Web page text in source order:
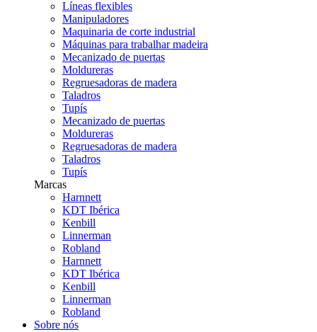
Líneas flexibles
Manipuladores
Maquinaria de corte industrial
Máquinas para trabalhar madeira
Mecanizado de puertas
Moldureras
Regruesadoras de madera
Taladros
Tupís
Mecanizado de puertas
Moldureras
Regruesadoras de madera
Taladros
Tupís
Marcas
Harnnett
KDT Ibérica
Kenbill
Linnerman
Robland
Harnnett
KDT Ibérica
Kenbill
Linnerman
Robland
Sobre nós